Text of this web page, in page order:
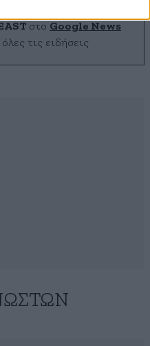
στο Google News
τις ειδήσεις